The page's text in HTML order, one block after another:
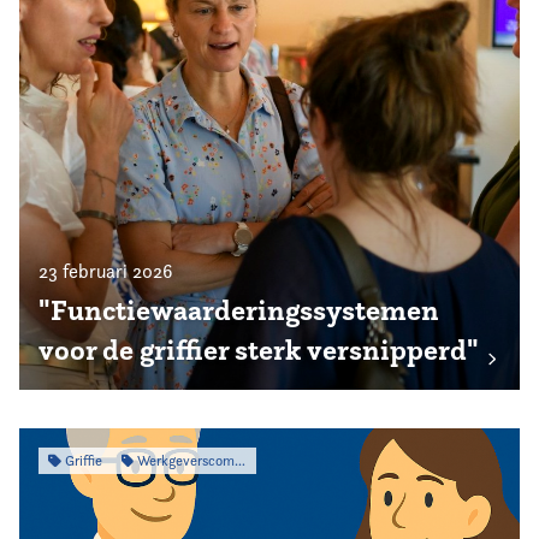
23 februari 2026
"Functiewaarderingssystemen
voor de griffier sterk versnipperd"
Griffie Werkgeverscommissie